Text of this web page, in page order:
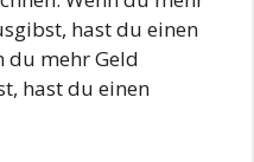
hast du einen
du mehr Geld
hast du einen